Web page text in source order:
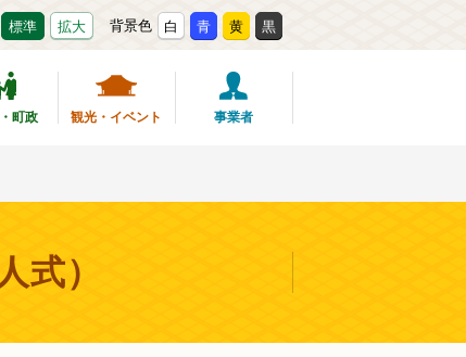
標準 拡大 背景色 白 青 黄 黒
町政 観光・イベント 事業者
式）